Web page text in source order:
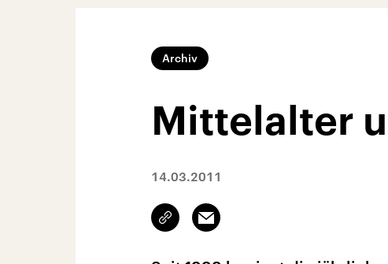
Archiv
Mittelalter
14.03.2011
Link
kopieren/teilen
Email